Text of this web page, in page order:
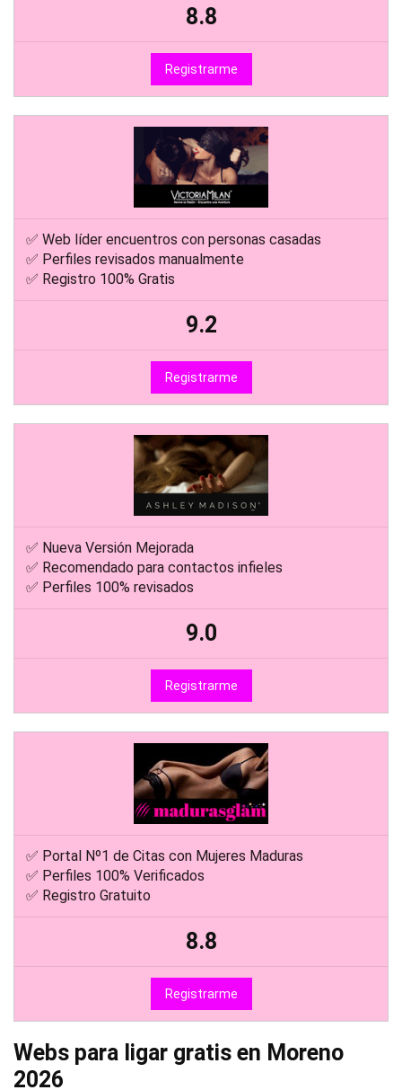
8.8
Registrarme
✅ Web líder encuentros con personas casadas
✅ Perfiles revisados manualmente
✅ Registro 100% Gratis
9.2
Registrarme
✅ Nueva Versión Mejorada
✅ Recomendado para contactos infieles
✅ Perfiles 100% revisados
9.0
Registrarme
✅ Portal Nº1 de Citas con Mujeres Maduras
✅ Perfiles 100% Verificados
✅ Registro Gratuito
8.8
Registrarme
Webs para ligar gratis en Moreno
2026